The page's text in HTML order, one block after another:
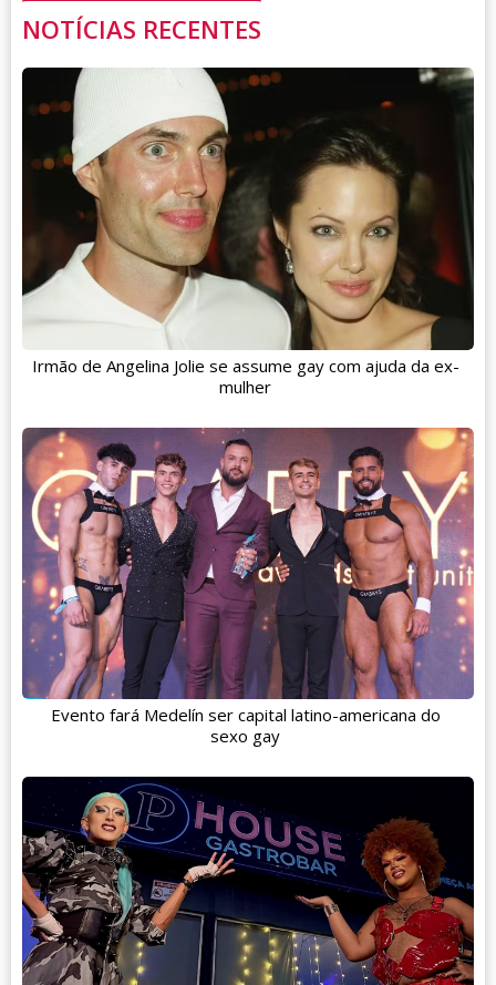
NOTÍCIAS RECENTES
Irmão de Angelina Jolie se assume gay com ajuda da ex-
mulher
Evento fará Medelín ser capital latino-americana do
sexo gay